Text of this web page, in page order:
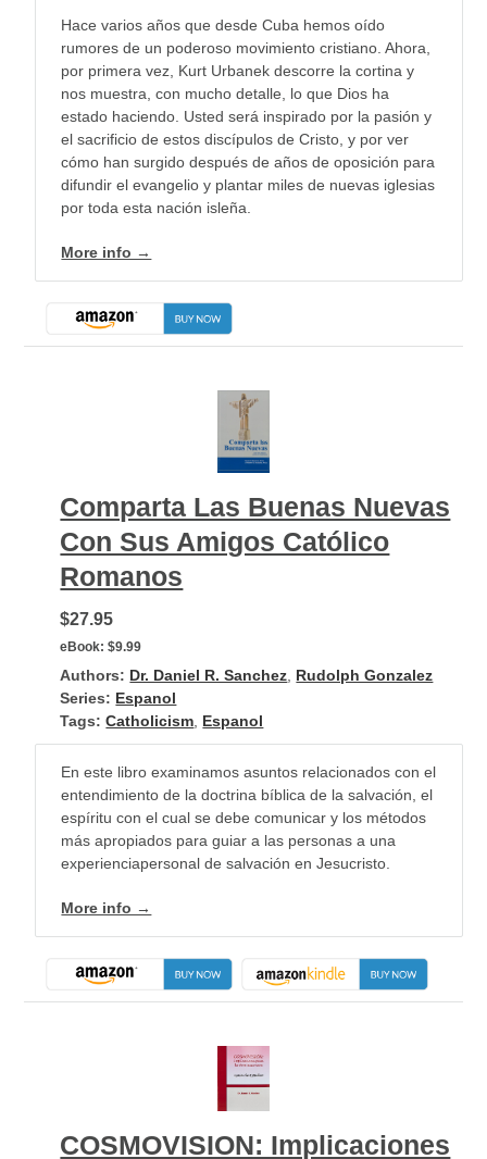
Hace varios años que desde Cuba hemos oído
rumores de un poderoso movimiento cristiano. Ahora,
por primera vez, Kurt Urbanek descorre la cortina y
nos muestra, con mucho detalle, lo que Dios ha
estado haciendo. Usted será inspirado por la pasión y
el sacrificio de estos discípulos de Cristo, y por ver
cómo han surgido después de años de oposición para
difundir el evangelio y plantar miles de nuevas iglesias
por toda esta nación isleña.
More info →
Comparta Las Buenas Nuevas
Con Sus Amigos Católico
Romanos
$27.95
eBook: $9.99
Authors: Dr. Daniel R. Sanchez Rudolph Gonzalez
Series: Espanol
Tags: Catholicism Espanol
En este libro examinamos asuntos relacionados con el
entendimiento de la doctrina bíblica de la salvación, el
espíritu con el cual se debe comunicar y los métodos
más apropiados para guiar a las personas a una
experienciapersonal de salvación en Jesucristo.
More info →
COSMOVISION: Implicaciones